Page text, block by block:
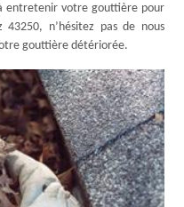
entretenir votre gouttière pour
n’hésitez pas de nous
gouttière détériorée.